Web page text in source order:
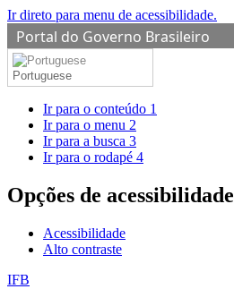
Ir direto para menu de acessibilidade.
Portal do Governo Brasileiro
Portuguese
Ir para o conteúdo 1
Ir para o menu 2
Ir para a busca 3
Ir para o rodapé 4
Opções de acessibilidade
Acessibilidade
Alto contraste
IFB